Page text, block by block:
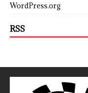
WordPress.org
RSS